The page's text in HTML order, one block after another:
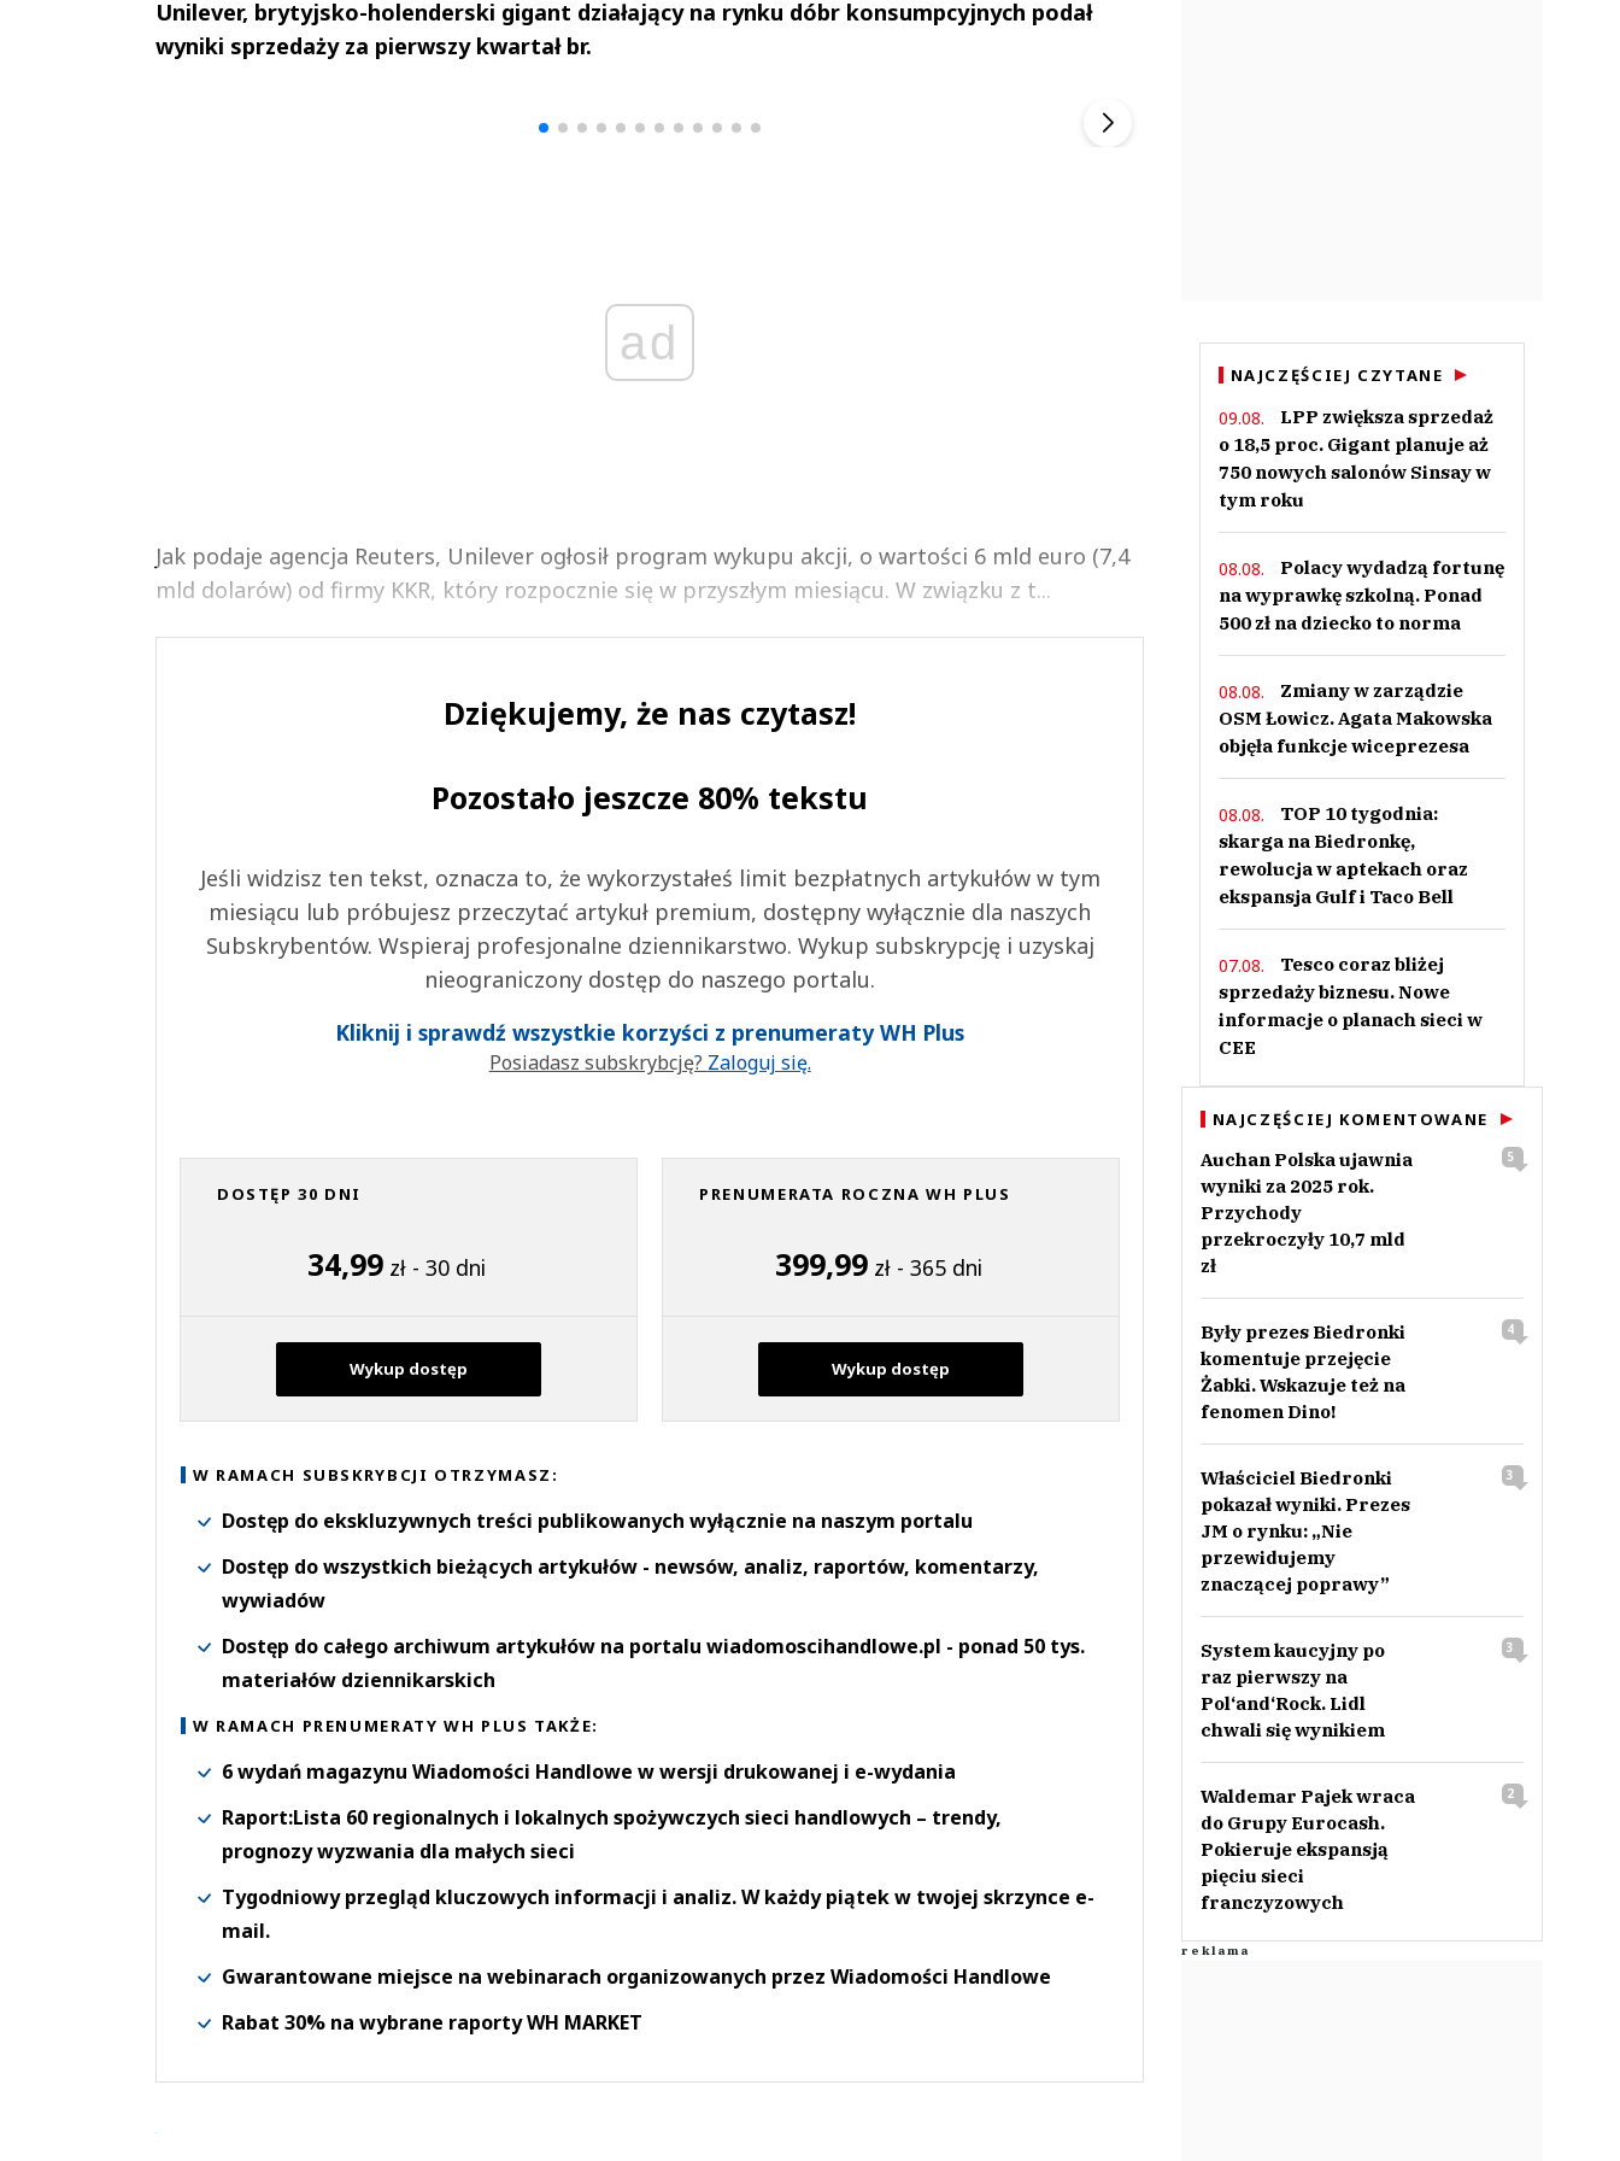
Unilever, brytyjsko-holenderski gigant działający na rynku dóbr konsumpcyjnych podał
wyniki sprzedaży za pierwszy kwartał br.
ad
Jak podaje agencja Reuters, Unilever ogłosił program wykupu akcji, o wartości 6 mld euro (7,4
mld dolarów) od firmy KKR, który rozpocznie się w przyszłym miesiącu. W związku z t...
Dziękujemy, że nas czytasz!
Pozostało jeszcze 80% tekstu
Jeśli widzisz ten tekst, oznacza to, że wykorzystałeś limit bezpłatnych artykułów w tym
miesiącu lub próbujesz przeczytać artykuł premium, dostępny wyłącznie dla naszych
Subskrybentów. Wspieraj profesjonalne dziennikarstwo. Wykup subskrypcję i uzyskaj
nieograniczony dostęp do naszego portalu.
Kliknij i sprawdź wszystkie korzyści z prenumeraty WH Plus
Posiadasz subskrybcję? Zaloguj się.
DOSTĘP 30 DNI
34,99 zł - 30 dni
Wykup dostęp
PRENUMERATA ROCZNA WH PLUS
399,99 zł - 365 dni
Wykup dostęp
W RAMACH SUBSKRYBCJI OTRZYMASZ:
Dostęp do ekskluzywnych treści publikowanych wyłącznie na naszym portalu
Dostęp do wszystkich bieżących artykułów - newsów, analiz, raportów, komentarzy,
wywiadów
Dostęp do całego archiwum artykułów na portalu wiadomoscihandlowe.pl - ponad 50 tys.
materiałów dziennikarskich
W RAMACH PRENUMERATY WH PLUS TAKŻE:
6 wydań magazynu Wiadomości Handlowe w wersji drukowanej i e-wydania
Raport:Lista 60 regionalnych i lokalnych spożywczych sieci handlowych – trendy,
prognozy wyzwania dla małych sieci
Tygodniowy przegląd kluczowych informacji i analiz. W każdy piątek w twojej skrzynce e-
mail.
Gwarantowane miejsce na webinarach organizowanych przez Wiadomości Handlowe
Rabat 30% na wybrane raporty WH MARKET
Andrzej i Marta
Marta i Andrzej
NAJCZĘŚCIEJ CZYTANE
09.08.
LPP zwiększa sprzedaż
o 18,5 proc. Gigant planuje aż
750 nowych salonów Sinsay w
tym roku
08.08.
Polacy wydadzą fortunę
na wyprawkę szkolną. Ponad
500 zł na dziecko to norma
08.08.
Zmiany w zarządzie
OSM Łowicz. Agata Makowska
objęła funkcje wiceprezesa
08.08.
TOP 10 tygodnia:
skarga na Biedronkę,
rewolucja w aptekach oraz
ekspansja Gulf i Taco Bell
07.08.
Tesco coraz bliżej
sprzedaży biznesu. Nowe
informacje o planach sieci w
CEE
NAJCZĘŚCIEJ KOMENTOWANE
Auchan Polska ujawnia
wyniki za 2025 rok.
Przychody
przekroczyły 10,7 mld
zł
5
Były prezes Biedronki
komentuje przejęcie
Żabki. Wskazuje też na
fenomen Dino!
4
Właściciel Biedronki
pokazał wyniki. Prezes
JM o rynku: „Nie
przewidujemy
znaczącej poprawy”
3
System kaucyjny po
raz pierwszy na
Pol‘and‘Rock. Lidl
chwali się wynikiem
3
Waldemar Pajek wraca
do Grupy Eurocash.
Pokieruje ekspansją
pięciu sieci
franczyzowych
2